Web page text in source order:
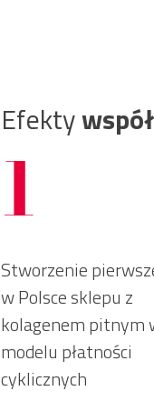
Efekty
1
Stworzenie
w Polsce sklepu z
kolagenem pitnym
modelu płatności
cyklicznych